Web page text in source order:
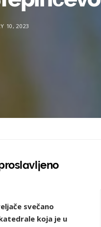
10, 2023
svečano
koja je u